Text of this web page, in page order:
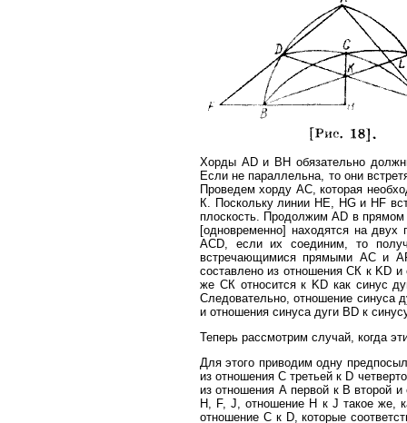
Хорды AD и ВН обязательно
Если не параллельна, то они
Проведем хорду АС, которая
К. Поскольку линии НЕ, HG и HF
плоскость. Продолжим AD в прямом
[одновременно] находятся на
ACD, если их соединим, то
встречающимися прямыми АС и
составлено из отношения СК к KD
же СК относится к KD как синус
Следовательно, отношение синуса
и отношения синуса дуги BD к
Теперь рассмотрим случай, когда
Для этого приводим одну
из отношения С третьей к D
из отношения А первой к В второй
Н, F, J, отношение Η к J такое же,
отношение С к D, которые